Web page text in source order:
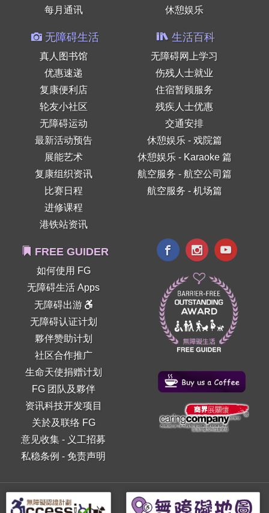
每月通讯
休憩娱乐
无障碍生活
真人图书馆
优惠速递
复康便利店
轮友小社区
无障碍运动
最新活动预告
展能艺术
复康组织资讯
比赛日程
进修课程
港铁站资讯
生活百科
无障碍网上学习
伤残人士就业
住宿暂顾服务
残疾人士优惠
交通安排
休憩娱乐 - 戏院篇
休憩娱乐 - Karaoke 篇
航空服务 - 航空公司篇
航空服务 - 机场篇
FREE GUIDER
如何使用 FG
无障碍生活 Apps
无障碍出游
无障碍认证计划
夥伴赞助计划
社区合作推广
生命天使捐赠计划
FG 团队及夥伴
资讯科技开发项目
关於及联络 FG
意见收集 - 义工招募
私稳条例 - 免责声明